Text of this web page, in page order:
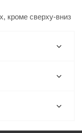
кроме сверху-вниз